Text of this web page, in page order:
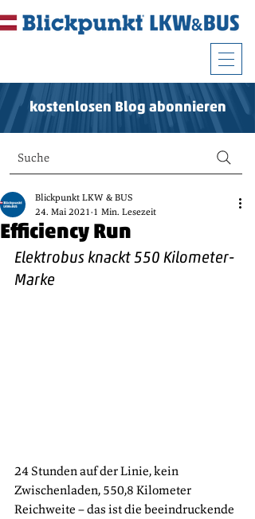
kostenlosen Blog abonnieren
Suche
Efficiency Run
Blickpunkt LKW & BUS
24. Mai 2021 1 Min. Lesezeit
Elektrobus knackt 550 Kilometer-
Marke
24 Stunden auf der Linie, kein
Zwischenladen, 550,8 Kilometer
Reichweite – das ist die beeindruckende